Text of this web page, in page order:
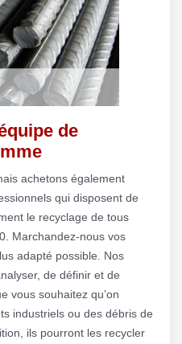
de
achetons également
qui disposent de
le recyclage de tous
Marchandez-nous vos
adapté possible. Nos
de définir et de
vous souhaitez qu’on
industriels ou des débris de
ils pourront les recycler